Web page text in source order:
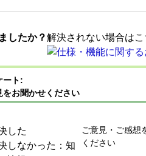
したか？解決されない場合はこ
ート:
をお聞かせください
した
しなかった：知
ご意見・ご感想
ください